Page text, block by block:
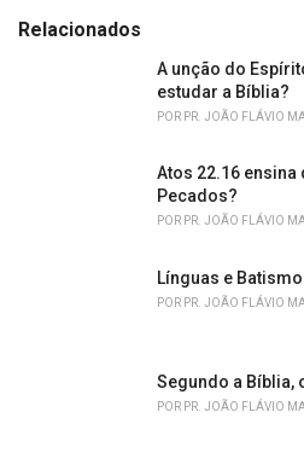
e
Relacionados
A unção do
estudar a Bíblia?
POR PR. JOÃO FLÁVIO
Atos 22.16 ensina
Pecados?
POR PR. JOÃO FLÁVIO
Línguas e
POR PR. JOÃO FLÁVIO
Segundo a Bíblia,
POR PR. JOÃO FLÁVIO